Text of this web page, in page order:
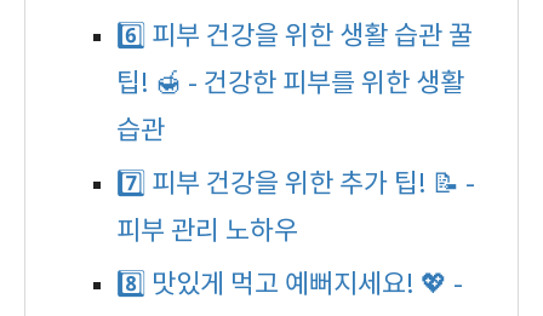
6️⃣ 피부 건강을 위한 생활 습관 꿀
팁! 🍯 - 건강한 피부를 위한 생활
습관
7️⃣ 피부 건강을 위한 추가 팁! 📝 -
피부 관리 노하우
8️⃣ 맛있게 먹고 예뻐지세요! 💖 -